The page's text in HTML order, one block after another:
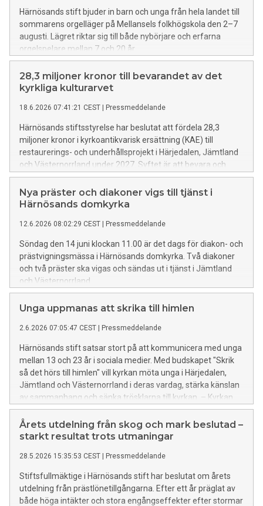
Härnösands stift bjuder in barn och unga från hela landet till
sommarens orgelläger på Mellansels folkhögskola den 2–7
augusti. Lägret riktar sig till både nybörjare och erfarna
orgelspelare mellan 7 och 20 år.
28,3 miljoner kronor till bevarandet av det
kyrkliga kulturarvet
18.6.2026 07:41:21 CEST Pressmeddelande
Härnösands stiftsstyrelse har beslutat att fördela 28,3
miljoner kronor i kyrkoantikvarisk ersättning (KAE) till
restaurerings- och underhållsprojekt i Härjedalen, Jämtland
och Västernorrland under 2027. Syftet är att bevara och
utveckla det kyrkliga kulturarvet så att kyrkor och kapell med
höga kulturhistoriska värden kan förvaltas för framtida
generationer.
Nya präster och diakoner vigs till tjänst i
Härnösands domkyrka
12.6.2026 08:02:29 CEST Pressmeddelande
Söndag den 14 juni klockan 11.00 är det dags för diakon- och
prästvigningsmässa i Härnösands domkyrka. Två diakoner
och två präster ska vigas och sändas ut i tjänst i Jämtland
och Västernorrland.
Unga uppmanas att skrika till himlen
2.6.2026 07:05:47 CEST Pressmeddelande
Härnösands stift satsar stort på att kommunicera med unga
mellan 13 och 23 år i sociala medier. Med budskapet "Skrik
så det hörs till himlen" vill kyrkan möta unga i Härjedalen,
Jämtland och Västernorrland i deras vardag, stärka känslan
av sammanhang och sänka trösklarna till kyrkan. – Kyrkan
ska vara närvarande där livet pågår. När unga söker mening
och sammanhang behöver församlingen vara en plats som
lyssnar och bär över tid, säger biskop Teresia Boström.
Årets utdelning från skog och mark beslutad –
starkt resultat trots utmaningar
28.5.2026 15:35:53 CEST Pressmeddelande
Stiftsfullmäktige i Härnösands stift har beslutat om årets
utdelning från prästlönetillgångarna. Efter ett år präglat av
både höga intäkter och stora engångseffekter efter stormar